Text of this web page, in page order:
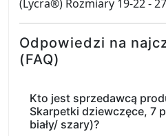
(Lycra®) Rozmiary 19-22 -
Odpowiedzi na
(FAQ)
Kto jest sprzedawcą
Skarpetki dziewczęce, 7
biały/ szary)?